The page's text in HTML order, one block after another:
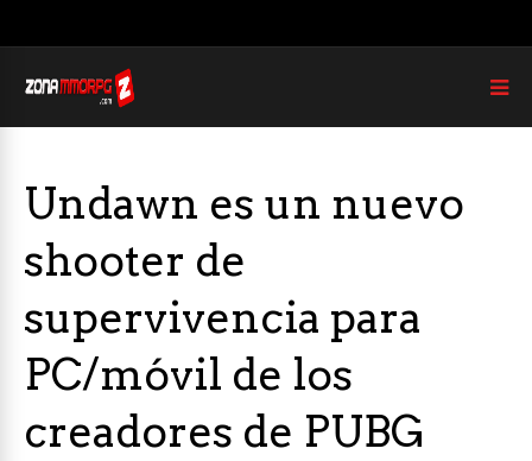
Undawn es un nuevo
shooter de
supervivencia para
PC/móvil de los
creadores de PUBG